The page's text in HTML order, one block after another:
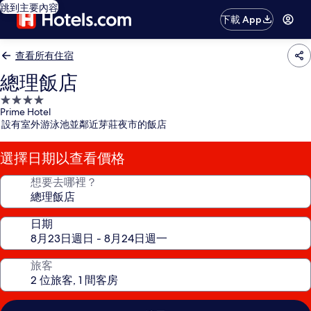
跳到主要內容
下載 App
查看所有住宿
總理飯店
4.0
星
級
住
宿
Prime Hotel
設有室外游泳池並鄰近芽莊夜市的飯店
選擇日期以查看價格
想要去哪裡？
日期
旅客